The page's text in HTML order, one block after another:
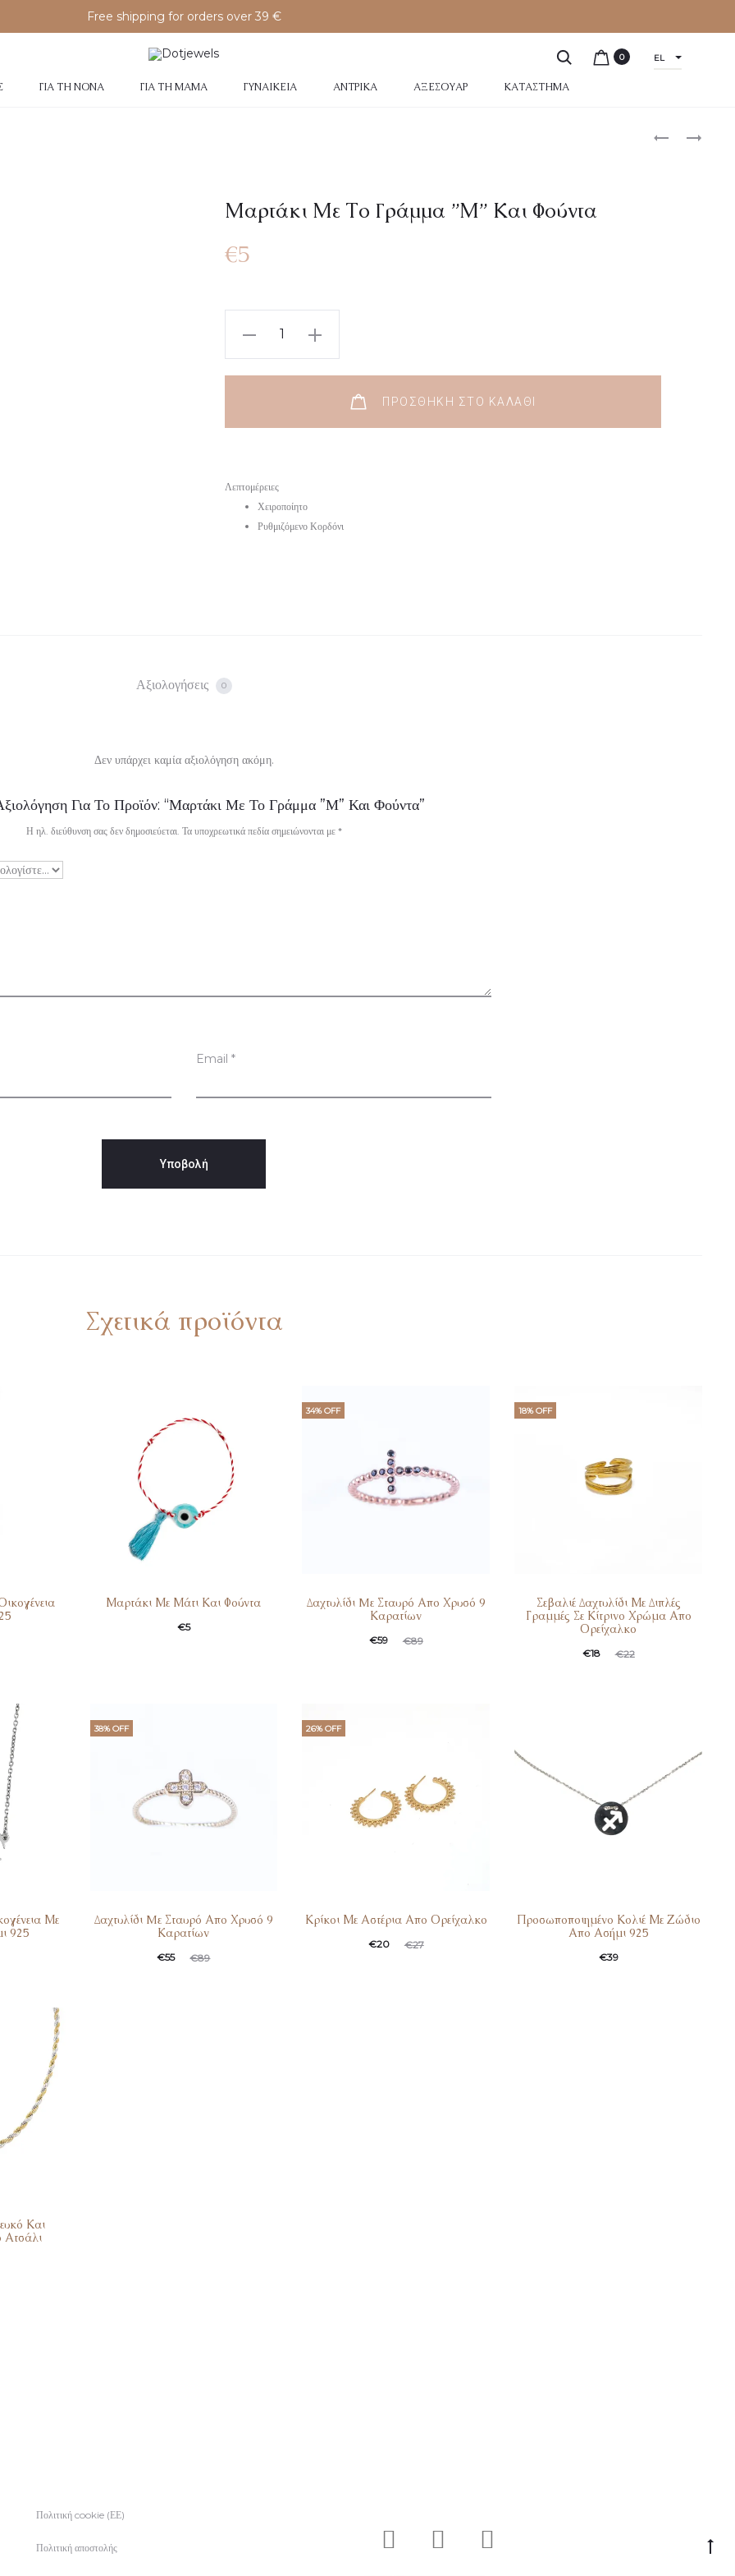
Free shipping for orders over 39 €
ΓΙΑ ΤΗ ΝΟΝΆ ΓΙΑ ΤΗ ΜΑΜΆ ΓΥΝΑΙΚΕΊΑ ΑΝΤΡΙΚΆ ΑΞΕΣΟΥΆΡ ΚΑΤΆΣΤΗΜΑ
0 EL
Μαρτάκι Με Το Γράμμα ”Μ” Και Φούντα
Λεπτομέρειες
Χειροποίητο
Ρυθμιζόμενο Κορδόνι
€5
ΠΡΟΣΘΉΚΗ ΣΤΟ ΚΑΛΆΘΙ
Αξιολογήσεις 0
Δεν υπάρχει καμία αξιολόγηση ακόμη.
Για Το Προϊόν: “Μαρτάκι Με Το Γράμμα ”Μ” Και Φούντα”
Η ηλ. διεύθυνση σας δεν δημοσιεύεται. Τα υποχρεωτικά πεδία σημειώνονται με *
Email *
Σχετικά προϊόντα
Μαρτάκι Με Μάτι Και Φούντα
€5
34% OFF
Δαχτυλίδι Mε Σταυρό Απο Χρυσό 9
Καρατίων
€89
€59
18% OFF
Σεβαλιέ Δαχτυλίδι Με Διπλές
Γραμμές Σε Κίτρινο Χρώμα Απο
Ορείχαλκο
€22
€18
Με
925
38% OFF
Δαχτυλίδι Mε Σταυρό Απο Χρυσό 9
Καρατίων
€89
€55
26% OFF
Κρίκοι Με Αστέρια Απο Ορείχαλκο
€27
€20
Προσωποποιημένο Κολιέ Με Ζώδιο
Απο Ασήμι 925
€39
Και
Ατσάλι
Πολιτική cookie (ΕΕ)
Πολιτική αποστολής